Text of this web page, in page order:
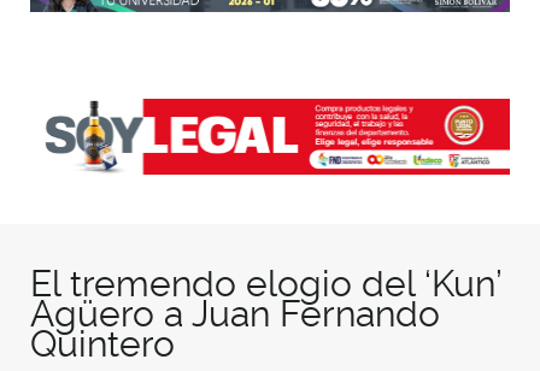
El tremendo elogio del ‘Kun’
Agüero a Juan Fernando
Quintero